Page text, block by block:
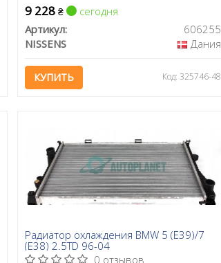
9 228₴
сегодня
Артикул:
606255
NISSENS
Дания
КУПИТЬ Код: 325746-48
Радиатор охлаждения BMW 5 (E39)/7
(E38) 2.5TD 96-04
0 отзывов